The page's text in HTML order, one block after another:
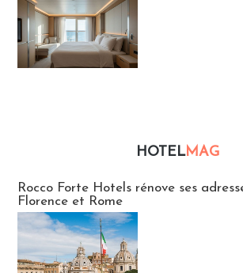
HOTELMAG
Rocco Forte Hotels rénove ses
Florence et Rome